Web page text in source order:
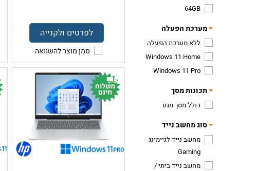
64GB
מערכת הפעלה
ללא מערכת הפעלה
Windows 11 Home
Windows 11 Pro
תכונות מסך
כולל מסך מגע
סוג מחשב נייד
מחשב נייד לגיימינג -
Gaming
מחשב נייד ביתי /
לפרטים ולקנייה
סמן מוצר להשוואה